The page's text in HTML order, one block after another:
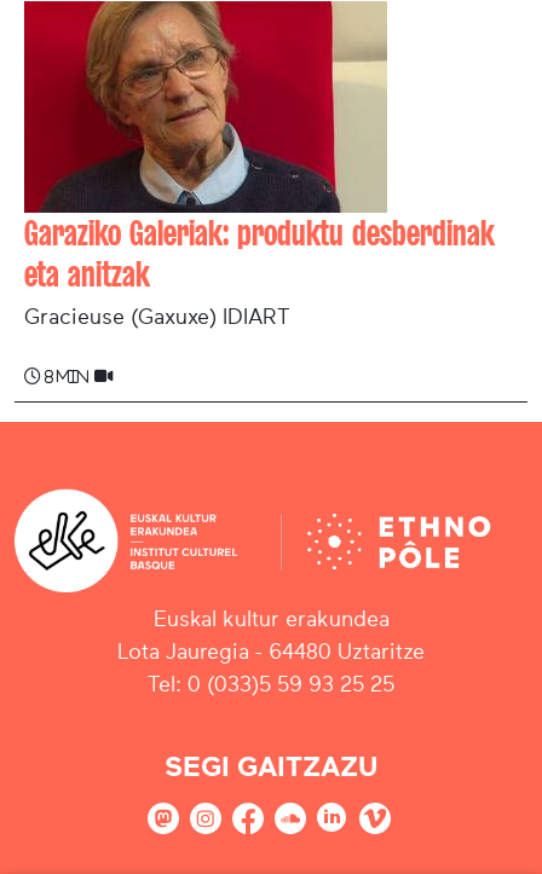
Garaziko Galeriak: produktu desberdinak
eta anitzak
Gracieuse (Gaxuxe) IDIART
8 min
Euskal kultur erakundea
Lota Jauregia - 64480 Uztaritze
Tel: 0 (033)5 59 93 25 25
SEGI GAITZAZU